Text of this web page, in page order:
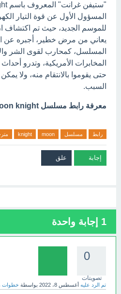
المسؤول الأول عن قوة التيار
للموسم الجديد، حيث تم اكتشاف
يعاني من مرض خطير، أجبره عن
المسلسل، كمحارب لقوى الشر
المخابرات الأمريكية، وتدرو
حتى يقوموا بالانتقام منه، ولا
السبب.
معرفة رابط مسلسل moon knight مترجم كامل بالعربي.
رابط مسلسل moon
knight
1 إجابة واحدة
0
تصويتات
تم الرد عليه أغسطس 8، 2022 بواسطة خطوات